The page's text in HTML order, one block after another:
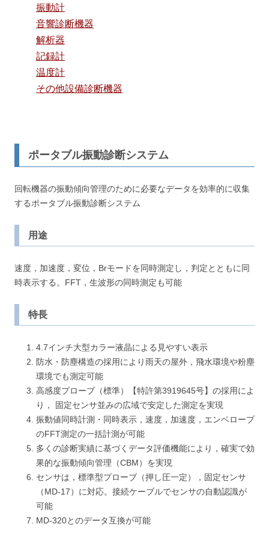
振動計
音響診断機器
解析器
記録計
温度計
その他設備診断機器
ポータブル振動診断システム
回転機器の振動傾向管理のために必要なデータを効率的に収集
するポータブル振動診断システム
用途
速度，加速度，変位，Brモードを同時測定し，判定とともに同
時表示する。FFT，生波形の同時測定も可能
特長
4.7インチ大型カラー液晶による見やすい表示
防水・防塵構造の採用により雨天の屋外，飛水環境や粉塵
環境でも測定可能
高感度プローブ（標準）【特許第3919645号】の採用によ
り， 固定センサ並みの広域で安定した測定を実現
振動値同時計測・同時表示，速度，加速度，エンベロープ
のFFT測定の一括計測が可能
多くの診断実績に基づくデータ評価機能により，確実で効
果的な振動傾向管理（CBM）を実現
センサは，標準型プローブ（押し圧一定），固定センサ
（MD-17）に対応。接続ケーブルでセンサの自動認識が
可能
MD-320とのデータ互換が可能